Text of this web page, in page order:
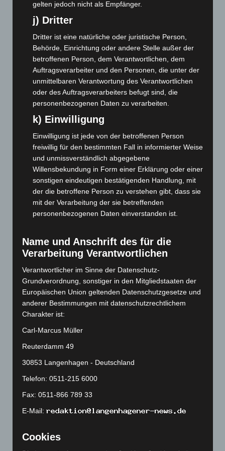
April 2024(102)
März 2024(103)
Februar 2024(103)
Januar 2024(111)
Dezember 2023
(130)
November 2023(130)
Oktober 2023(114)
September 2023
(133)
August 2023(134)
Juli 2023(118)
Juni 2023 (142)
Mai 2023(139)
April 2023(155)
März 2023(174)
Februar 2023(154)
Dezember 2022(130)
(167)
Oktober 2022 (166)
September 2022(205)
August 2022(166)
Mai 2022(177)
April 2022(198)
März 2022(221)
Februar 2022(189)
Januar 2022(190)
November 2021
gelten jedoch nicht als Empfänger.
j) Dritter
Dritter ist eine natürliche oder juristische Person,
Behörde, Einrichtung oder andere Stelle außer der
betroffenen Person, dem Verantwortlichen, dem
Auftragsverarbeiter und den Personen, die unter der
unmittelbaren Verantwortung des Verantwortlichen
oder des Auftragsverarbeiters befugt sind, die
personenbezogenen Daten zu verarbeiten.
k) Einwilligung
Einwilligung ist jede von der betroffenen Person
freiwillig für den bestimmten Fall in informierter Weise
und unmissverständlich abgegebene
Willensbekundung in Form einer Erklärung oder einer
sonstigen eindeutigen bestätigenden Handlung, mit
der die betroffene Person zu verstehen gibt, dass sie
mit der Verarbeitung der sie betreffenden
personenbezogenen Daten einverstanden ist.
Name und Anschrift des für die
Verarbeitung Verantwortlichen
Verantwortlicher im Sinne der Datenschutz-
Grundverordnung, sonstiger in den Mitgliedstaaten der
Europäischen Union geltenden Datenschutzgesetze und
anderer Bestimmungen mit datenschutzrechtlichem
Charakter ist:
Carl-Marcus Müller
Reuterdamm 49
30853 Langenhagen - Deutschland
Telefon: 0511-215 6000
Fax: 0511-866 789 33
E-Mail:
Cookies